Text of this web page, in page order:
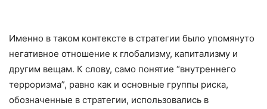
Именно в таком контексте в стратегии было упомянуто
негативное отношение к глобализму, капитализму и
другим вещам. К слову, само понятие “внутреннего
терроризма”, равно как и основные группы риска,
обозначенные в стратегии, использовались в